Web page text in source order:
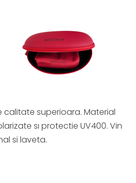
calitate superioara. Material
sı protectie UV400. Vin
si laveta.